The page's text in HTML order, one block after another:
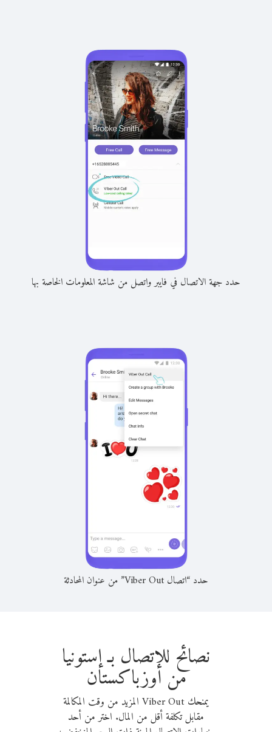
حدد جهة الاتصال في فايبر واتصل من شاشة المعلومات الخاصة بها
حدد “اتصال Viber Out” من عنوان المحادثة
نصائح للاتصال بـ إستونيا
من أوزباكستان
يمنحك Viber Out المزيد من وقت المكالمة
مقابل تكلفة أقل من المال. اختر من أحد